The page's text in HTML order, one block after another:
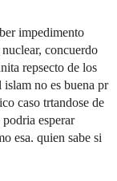
impedimento
concuerdo
repsecto de los
islam no es buena pr
caso trtandose de
esperar
esa. quien sabe si